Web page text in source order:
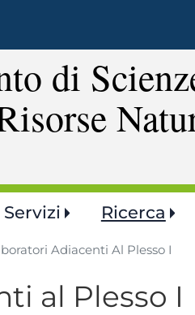
di
Servizi Ricerca
Adiacenti Al Plesso I
al Plesso I